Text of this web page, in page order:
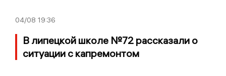
04/08 19:36
В липецкой школе №72 рассказали о
ситуации с капремонтом